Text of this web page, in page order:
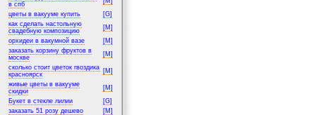
в спб
цветы в вакууме купить
[G]
как сделать настольную
свадебную композицию
[M]
орхидеи в вакумной вазе
[M]
заказать корзину фруктов в
москве
[M]
сколько стоит цветок гвоздика
красноярск
[M]
живые цветы в вакууме
скидки
[M]
Букет в стекле лилии
[G]
заказать 51 розу дешево
[M]